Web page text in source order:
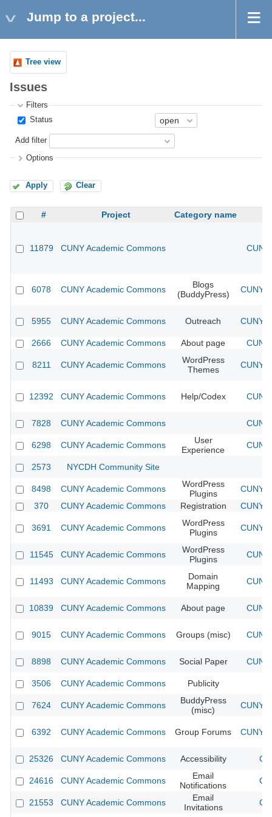
Jump to a project...
Tree view
Issues
Filters
Status
Add filter
Options
Apply Clear
# Project Category name
11879 CUNY Academic Commons
6078 CUNY Academic Commons
Blogs
(BuddyPress)
CUNY
5955 CUNY Academic Commons Outreach CUNY
2666 CUNY Academic Commons About page
8211 CUNY Academic Commons
WordPress
Themes
CUNY
12392 CUNY Academic Commons Help/Codex
7828 CUNY Academic Commons
6298 CUNY Academic Commons
User
Experience
2573 NYCDH Community Site
8498 CUNY Academic Commons
WordPress
Plugins
CUNY
370
CUNY Academic Commons Registration CUNY
3691 CUNY Academic Commons
WordPress
Plugins
CUNY
11545 CUNY Academic Commons
WordPress
Plugins
11493 CUNY Academic Commons
Domain
Mapping
10839 CUNY Academic Commons About page
9015 CUNY Academic Commons Groups (misc)
8898 CUNY Academic Commons Social Paper
3506 CUNY Academic Commons Publicity
7624 CUNY Academic Commons
BuddyPress
(misc)
CUNY
6392 CUNY Academic Commons Group Forums CUNY
25326 CUNY Academic Commons Accessibility
24616 CUNY Academic Commons
Email
Notifications
21553 CUNY Academic Commons
Email
Invitations